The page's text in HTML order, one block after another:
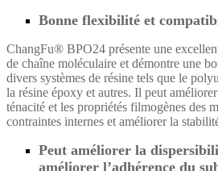
Bonne flexibilité et
ChangFu® BPO24 présente une
de chaîne moléculaire et démontre une
divers systèmes de résine tels que le
la résine époxy et autres. Il peut
ténacité et les propriétés filmogènes des
contraintes internes et améliorer la
Peut améliorer la
améliorer l’adhérence du